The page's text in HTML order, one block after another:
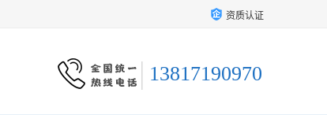
资质认证
13817190970